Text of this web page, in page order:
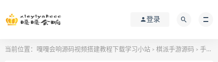
登录
当前位置： 嘎嘎会响源码视频搭建教程下载学习小站 > 棋派手游源码 > 手游APP源码